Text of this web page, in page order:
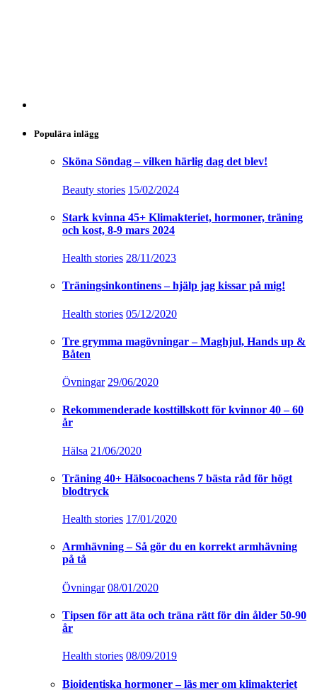
Populära inlägg
Sköna Söndag – vilken härlig dag det blev!
Beauty stories 15/02/2024
Stark kvinna 45+ Klimakteriet, hormoner, träning
och kost, 8-9 mars 2024
Health stories 28/11/2023
Träningsinkontinens – hjälp jag kissar på mig!
Health stories 05/12/2020
Tre grymma magövningar – Maghjul, Hands up &
Båten
Övningar 29/06/2020
Rekommenderade kosttillskott för kvinnor 40 – 60
år
Hälsa 21/06/2020
Träning 40+ Hälsocoachens 7 bästa råd för högt
blodtryck
Health stories 17/01/2020
Armhävning – Så gör du en korrekt armhävning
på tå
Övningar 08/01/2020
Tipsen för att äta och träna rätt för din ålder 50-90
år
Health stories 08/09/2019
Bioidentiska hormoner – läs mer om klimakteriet